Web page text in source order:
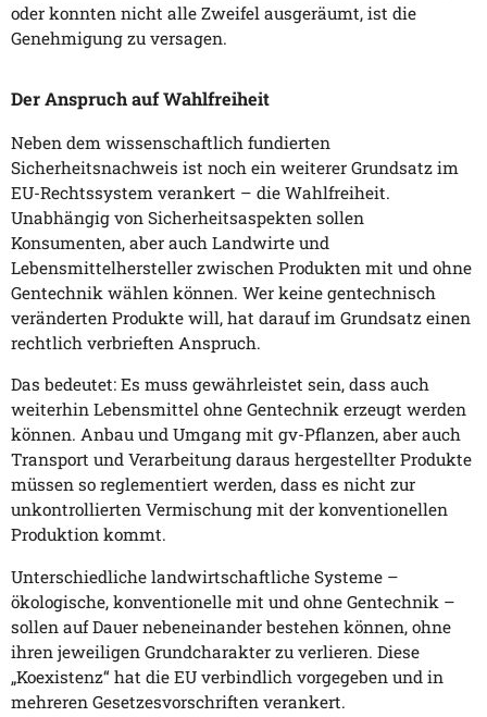
oder konnten nicht alle Zweifel ausgeräumt, ist die
Genehmigung zu versagen.
Der Anspruch auf Wahlfreiheit
Neben dem wissenschaftlich fundierten
Sicherheitsnachweis ist noch ein weiterer Grundsatz im
EU-Rechtssystem verankert – die Wahlfreiheit.
Unabhängig von Sicherheitsaspekten sollen
Konsumenten, aber auch Landwirte und
Lebensmittelhersteller zwischen Produkten mit und ohne
Gentechnik wählen können. Wer keine gentechnisch
veränderten Produkte will, hat darauf im Grundsatz einen
rechtlich verbrieften Anspruch.
Das bedeutet: Es muss gewährleistet sein, dass auch
weiterhin Lebensmittel ohne Gentechnik erzeugt werden
können. Anbau und Umgang mit gv-Pflanzen, aber auch
Transport und Verarbeitung daraus hergestellter Produkte
müssen so reglementiert werden, dass es nicht zur
unkontrollierten Vermischung mit der konventionellen
Produktion kommt.
Unterschiedliche landwirtschaftliche Systeme –
ökologische, konventionelle mit und ohne Gentechnik –
sollen auf Dauer nebeneinander bestehen können, ohne
ihren jeweiligen Grundcharakter zu verlieren. Diese
„Koexistenz“ hat die EU verbindlich vorgegeben und in
mehreren Gesetzesvorschriften verankert.